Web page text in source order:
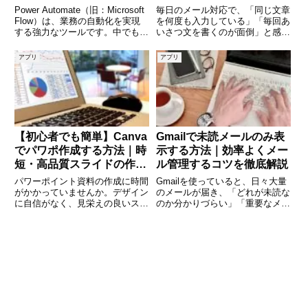
応用
Power Automate（旧：Microsoft
Flow）は、業務の自動化を実現
する強力なツールです。中でも
ローの中で「もし〜なら〜する」
といった論理的な判断を行うため
に不可欠な機能です。この記事で
は、P
る活用術を徹底解説
毎日のメール対応で、「同じ文章
を何度も入力している」「毎回あ
いさつ文を書くのが面倒」と感じ
ときに便利なのが、Microsoft
Outlook の「クイックパーツ」機
能です。クイックパーツを使う
と、よく使う文章
アプリ
【初心者でも簡単】Canva
でパワポ作成する方法｜時
短・高品質スライドの作り
方を徹底解説
パワーポイント資料の作成に時間
がかかっていませんか。デザイン
に自信がなく、見栄えの良いスラ
アプリ
Gmailで未読メールのみ表
示する方法｜効率よくメー
ル管理するコツを徹底解説
Gmailを使っていると、日々大量
のメールが届き、「どれが未読な
のか分かりづらい」「重要なメー